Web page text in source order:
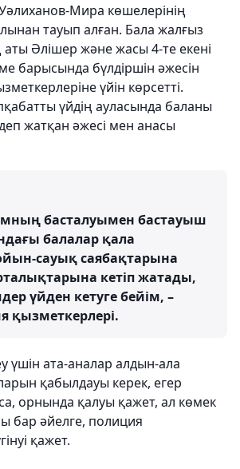
Мира көшелерінің
тауып алған. Бала жалғыз
Әлішер және жасы 4-те екені
барысында бүлдіршін әжесін
үйін көрсетті.
үйдің ауласында баланы
жатқан әжесі мен анасы
басталуымен бастауыш
балалар қала
сауық саябақтарына
кетіп жатады,
үйден кетуге бейім, –
қызметкерлері.
үшін ата-аналар алдын-ала
қабылдауы керек, егер
орнында қалуы қажет, ал көмек
бар әйелге, полиция
қажет.